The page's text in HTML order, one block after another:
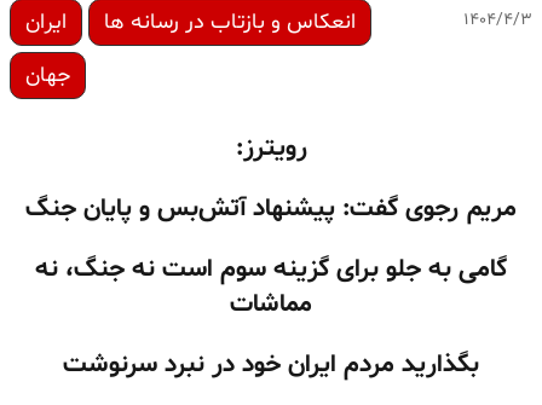
۱۴۰۴/۴/۳ انعکاس و بازتاب در رسانه ها
ایران
جهان
رویترز:
مریم رجوی گفت: پیشنهاد آتش‌بس و پایان جنگ
گامی به جلو برای گزینه سوم است نه جنگ، نه
مماشات
بگذارید مردم ایران خود در نبرد سرنوشت